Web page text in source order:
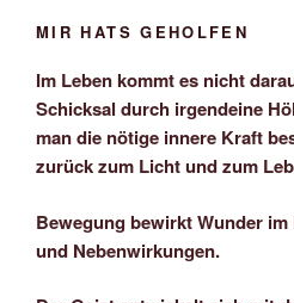
MIR HATS GEHOLFEN
Im Leben kommt es nicht
Schicksal durch irgendeine
man die nötige innere Kraft
zurück zum Licht und zum
Bewegung bewirkt Wunder
und Nebenwirkungen.